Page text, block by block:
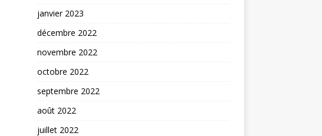
janvier 2023
décembre 2022
novembre 2022
octobre 2022
septembre 2022
août 2022
juillet 2022